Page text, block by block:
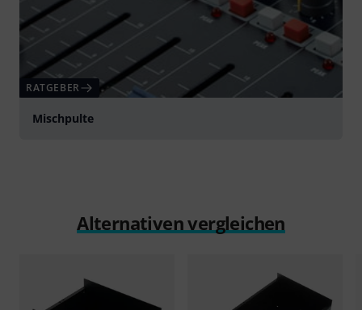
RATGEBER
Mischpulte
Alternativen vergleichen